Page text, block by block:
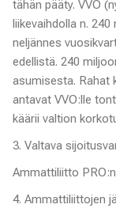
tähän pääty. VVO
liikevaihdolla n.
neljännes
edellistä. 240
asumisesta. Rahat
antavat VVO:lle
käärii valtion
3. Valtava
Ammattiliitto
4. Ammattiliittojen